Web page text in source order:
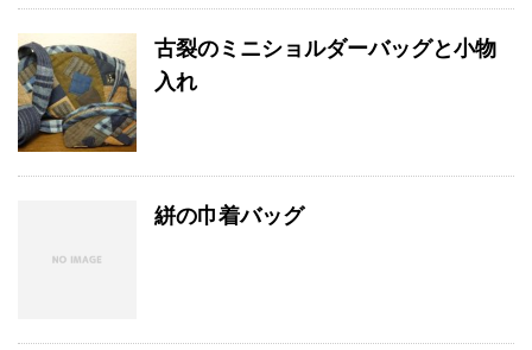
古裂のミニショルダーバッグと小物
入れ
絣の巾着バッグ